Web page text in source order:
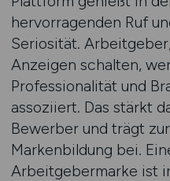
hervorragenden Ruf
Seriosität.
Anzeigen schalten,
Professionalität und
assoziiert. Das stärkt
Bewerber und trägt
Markenbildung bei.
Arbeitgebermarke ist